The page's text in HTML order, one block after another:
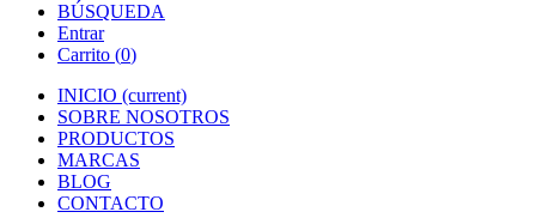
BÚSQUEDA
Entrar
Carrito (0)
INICIO (current)
SOBRE NOSOTROS
PRODUCTOS
MARCAS
BLOG
CONTACTO